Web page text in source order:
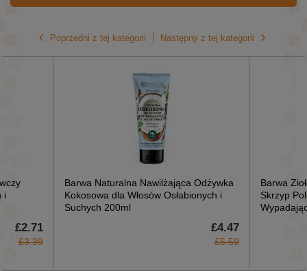
Poprzedni z tej kategorii
i
£2.71
£3.39
Barwa Naturalna Nawilżająca Odżywka
Kokosowa dla Włosów Osłabionych i
Suchych 200ml
£4.47
£5.59
Barwa
Skrzyp
Następny z tej kategorii